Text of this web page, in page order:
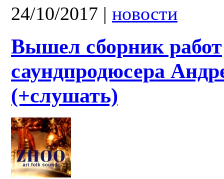
24/10/2017 | новости
Вышел сборник работ
саундпродюсера
(+слушать)